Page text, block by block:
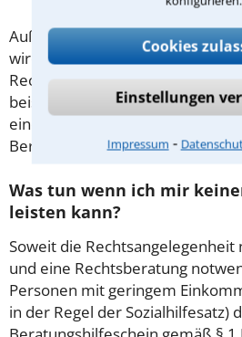
Cookies
Einstellungen
Impressum ⁃
Außerdem gut zu wissen: Gemäß
wird die Beratungsgebühr auf
Rechtsanwalts angerechnet.
beispielsweise aufgrund des
einem Prozess kommen, so
Beratungsgebühr nicht mehr
Was tun wenn ich mir
leisten kann?
Soweit die
und eine Rechtsberatung
Personen mit geringem
in der Regel der Sozialhilfesatz)